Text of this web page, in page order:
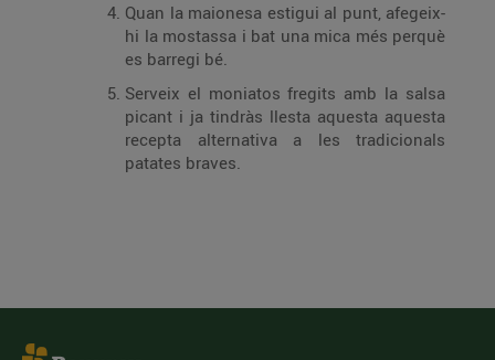
Quan la maionesa estigui al punt, afegeix-
hi la mostassa i bat una mica més perquè
es barregi bé.
Serveix el moniatos fregits amb la salsa
picant i ja tindràs llesta aquesta aquesta
recepta alternativa a les tradicionals
patates braves.